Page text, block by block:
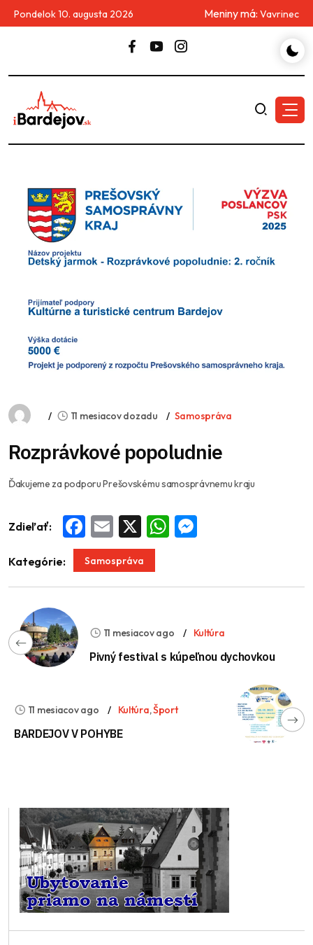
Pondelok 10. augusta 2026 Meniny má: Vavrinec
11 mesiacov dozadu Samospráva
Rozprávkové popoludnie
Ďakujeme za podporu Prešovskému samosprávnemu kraju
Zdieľať: Facebook
Email WhatsApp
Kategórie: Samospráva
11 mesiacov ago Kultúra
Pivný festival s kúpeľnou dychovkou
11 mesiacov ago Kultúra,Šport
BARDEJOV V POHYBE